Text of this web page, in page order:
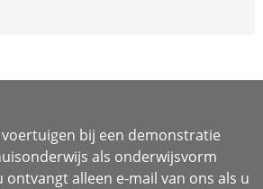
voertuigen bij een demonstratie
als onderwijsvorm
ontvangt alleen e-mail van ons als u